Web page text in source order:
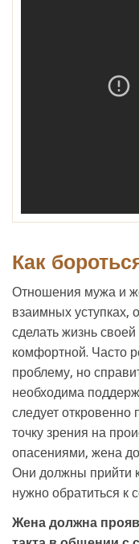
Как
Отношения мужа и
взаимных уступках,
сделать жизнь
комфортной. Часто
проблему, но
необходима
следует откровенно
точку зрения на
опасениями, жена
Они должны прийти
нужно обратиться к
Жена должна